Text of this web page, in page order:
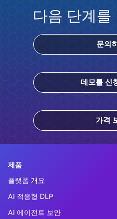
다음 단계를
문의
데모를 신
가격
제품
플랫폼 개요
AI 적응형 DLP
AI 에이전트 보안